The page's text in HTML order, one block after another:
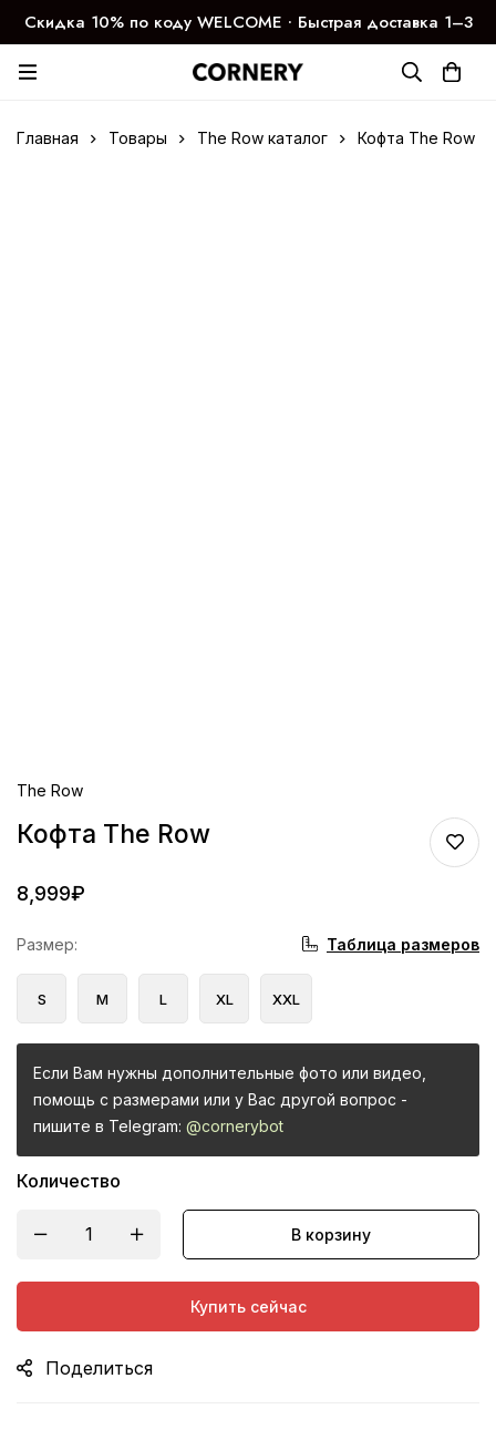
Скидка 10% по коду WELCOME ∙ Быстрая доставка 1–3
дня
Главная Товары The Row каталог Кофта The Row
The Row
Кофта The Row
8,999₽
Размер: Таблица размеров
S M L XL XXL
Если Вам нужны дополнительные фото или видео,
помощь с размерами или у Вас другой вопрос -
пишите в Telegram: @cornerybot
Количество
В корзину
Купить сейчас
Поделиться